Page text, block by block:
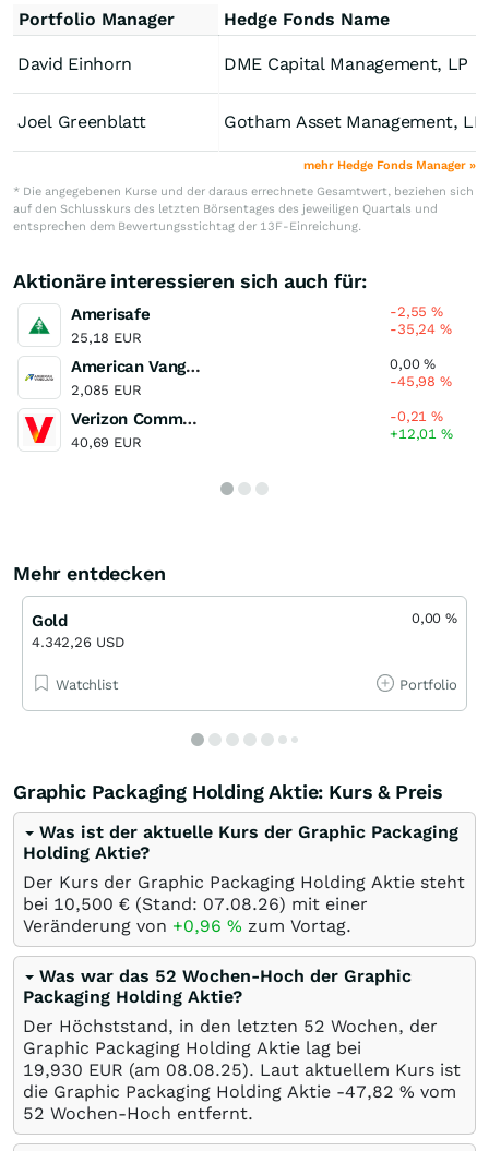
Portfolio Manager
Hedge Fonds Name
David Einhorn DME Capital Management, LP
Joel Greenblatt Gotham Asset Management,
mehr Hedge Fonds Manager »
* Die angegebenen Kurse und der daraus errechnete Gesamtwert, beziehen sich
auf den Schlusskurs des letzten Börsentages des jeweiligen Quartals und
entsprechen dem Bewertungsstichtag der 13F-Einreichung.
Aktionäre interessieren sich auch für:
Amerisafe
25,18 EUR
-2,55%
-35,24%
American Vanguard
2,085 EUR
0,00%
-45,98%
Verizon Communications
40,69 EUR
-0,21%
+12,01%
Mehr entdecken
Gold
4.342,26 USD
0,00%
Watchlist Portfolio
Graphic Packaging Holding Aktie: Kurs & Preis
Was ist der aktuelle Kurs der Graphic Packaging
Holding Aktie?
Der Kurs der Graphic Packaging Holding Aktie steht
bei 10,500 € (Stand: 07.08.26) mit einer
Veränderung von +0,96 % zum Vortag.
Was war das 52 Wochen-Hoch der Graphic
Packaging Holding Aktie?
Der Höchststand, in den letzten 52 Wochen, der
Graphic Packaging Holding Aktie lag bei
19,930 EUR (am 08.08.25). Laut aktuellem Kurs ist
die Graphic Packaging Holding Aktie -47,82 % vom
52 Wochen-Hoch entfernt.